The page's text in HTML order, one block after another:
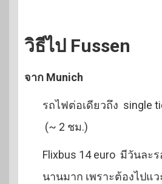
วิธีไป Fussen
จาก Munich
รถไฟต่อเดียวถึง single
(~ 2 ชม.)
Flixbus 14 euro มีวันละ
นานมาก เพราะต้องไปแว